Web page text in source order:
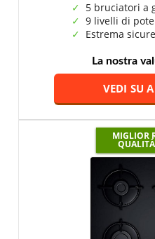
5 bruciatori a
9 livelli di
Estrema
La nostra
VEDI SU
MIGLIOR